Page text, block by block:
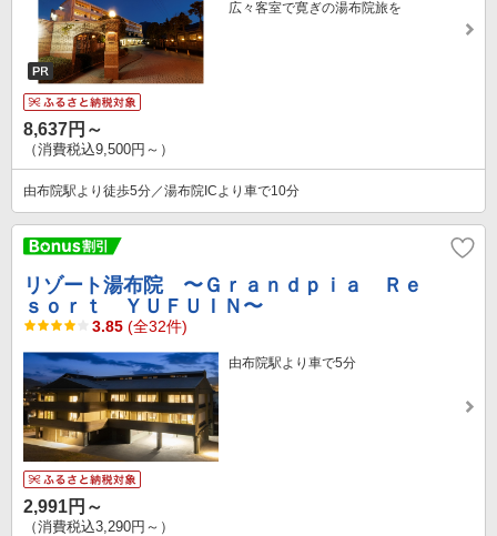
広々客室で寛ぎの湯布院旅を
8,637円～
（消費税込9,500円～）
由布院駅より徒歩5分／湯布院ICより車で10分
リゾート湯布院 〜Ｇｒａｎｄｐｉａ Ｒｅ
ｓｏｒｔ ＹＵＦＵＩＮ〜
3.85 (全32件)
由布院駅より車で5分
2,991円～
（消費税込3,290円～）